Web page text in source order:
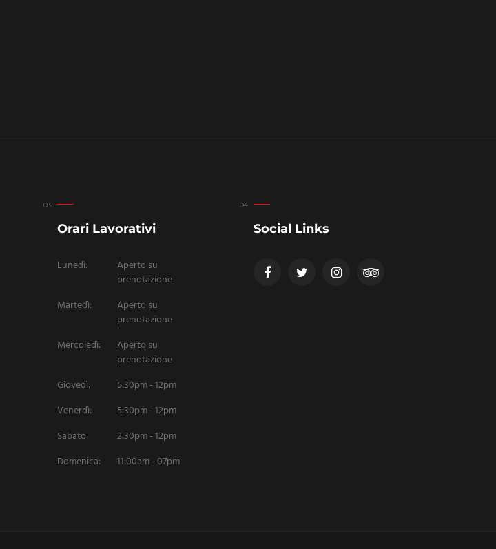
Orari Lavorativi
Lunedì:
Aperto su
prenotazione
Martedì:
Aperto su
prenotazione
Mercoledì:
Aperto su
prenotazione
Giovedì:
5:30pm - 12pm
Venerdì:
5:30pm - 12pm
Sabato:
2:30pm - 12pm
Domenica:
11:00am - 07pm
Social Links